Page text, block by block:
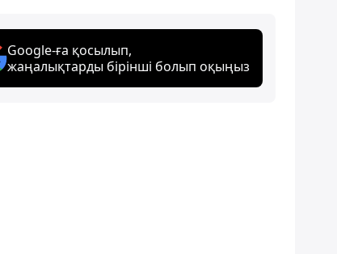
Google-ға қосылып,
жаңалықтарды бірінші болып оқыңыз